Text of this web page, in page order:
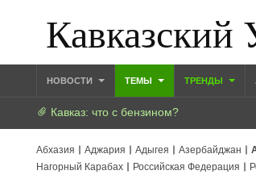
Кавказский
НОВОСТИ ТЕМЫ ТРЕНДЫ
Кавказ: что с бензином?
Абхазия Аджария Адыгея Азербайджан
Нагорный Карабах
Российская Федерация